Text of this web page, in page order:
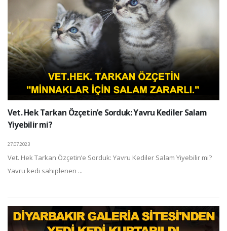
Vet. Hek Tarkan Özçetin’e Sorduk: Yavru Kediler Salam
Yiyebilir mi?
27.07.2023
Vet. Hek Tarkan Özçetin’e Sorduk: Yavru Kediler Salam Yiyebilir mi?
Yavru kedi sahiplenen ...